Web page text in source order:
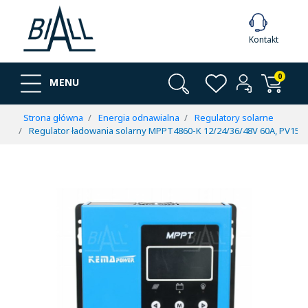
Kontakt
MENU 0
Strona główna Energia odnawialna
Regulatory solarne
Regulator ładowania solarny MPPT4860-K 12/24/36/48V 60A,